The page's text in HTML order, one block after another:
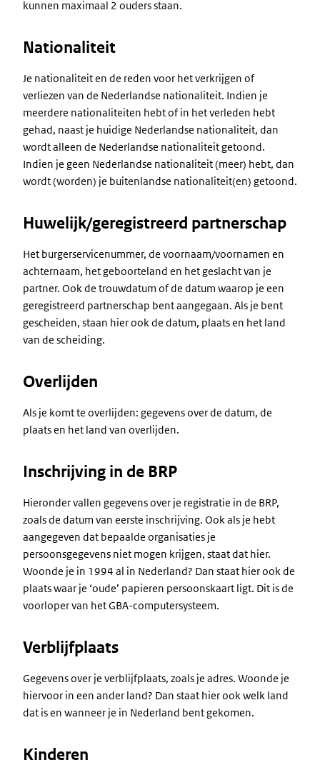
kunnen maximaal 2 ouders staan.
Nationaliteit
Je nationaliteit en de reden voor het verkrijgen of
verliezen van de Nederlandse nationaliteit. Indien je
meerdere nationaliteiten hebt of in het verleden hebt
gehad, naast je huidige Nederlandse nationaliteit, dan
wordt alleen de Nederlandse nationaliteit getoond.
Indien je geen Nederlandse nationaliteit (meer) hebt, dan
wordt (worden) je buitenlandse nationaliteit(en) getoond.
Huwelijk/geregistreerd partnerschap
Het burgerservicenummer, de voornaam/voornamen en
achternaam, het geboorteland en het geslacht van je
partner. Ook de trouwdatum of de datum waarop je een
geregistreerd partnerschap bent aangegaan. Als je bent
gescheiden, staan hier ook de datum, plaats en het land
van de scheiding.
Overlijden
Als je komt te overlijden: gegevens over de datum, de
plaats en het land van overlijden.
Inschrijving in de BRP
Hieronder vallen gegevens over je registratie in de BRP,
zoals de datum van eerste inschrijving. Ook als je hebt
aangegeven dat bepaalde organisaties je
persoonsgegevens niet mogen krijgen, staat dat hier.
Woonde je in 1994 al in Nederland? Dan staat hier ook de
plaats waar je ‘oude’ papieren persoonskaart ligt. Dit is de
voorloper van het GBA-computersysteem.
Verblijfplaats
Gegevens over je verblijfplaats, zoals je adres. Woonde je
hiervoor in een ander land? Dan staat hier ook welk land
dat is en wanneer je in Nederland bent gekomen.
Kinderen